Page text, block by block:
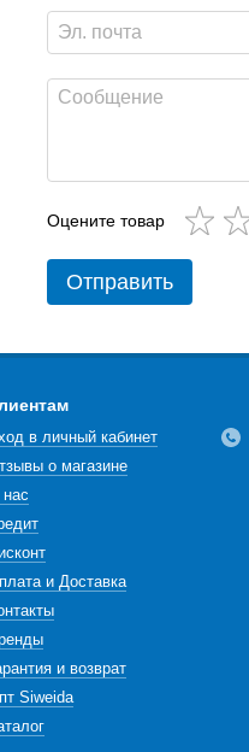
Оцените товар
Отправить
в личный кабинет
о магазине
и Доставка
и возврат
Siweida